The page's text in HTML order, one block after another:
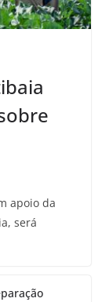
apoio da
será